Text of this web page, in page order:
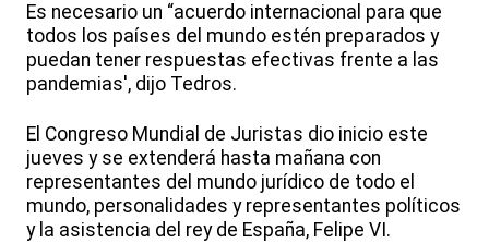
Es necesario un “acuerdo internacional para que
todos los países del mundo estén preparados y
puedan tener respuestas efectivas frente a las
pandemias', dijo Tedros.
El Congreso Mundial de Juristas dio inicio este
jueves y se extenderá hasta mañana con
representantes del mundo jurídico de todo el
mundo, personalidades y representantes políticos
y la asistencia del rey de España, Felipe VI.